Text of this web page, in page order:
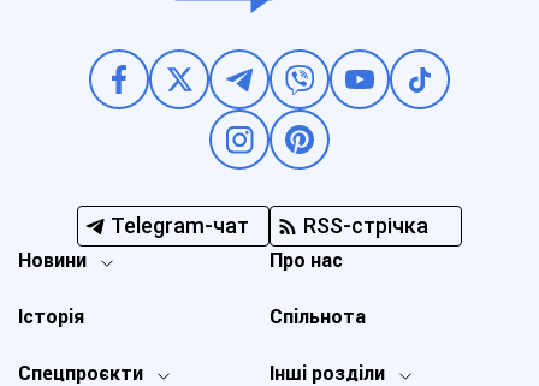
Telegram-чат RSS-стрічка
Новини
Спецпроєкти Інші розділи
Історія
Про нас
Спільнота